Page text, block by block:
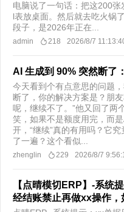
电脑说了一句话：把这200
l表放桌面。然后就去吃火锅
段子，是2026年正在...
admin 218 2026/8/7
AI 生成到 90% 突然断了
今天看到个有点意思的问题
断了，你的解决方案是？朋
呢，继续不了。”他又回了两
笑，如果不是额度用完，而
开，“继续”真的有用吗？它
了一遍？这个看似...
zhenglin 229 2026/8/7
【点晴模切ERP】-系统
经结账禁止再做xx操作